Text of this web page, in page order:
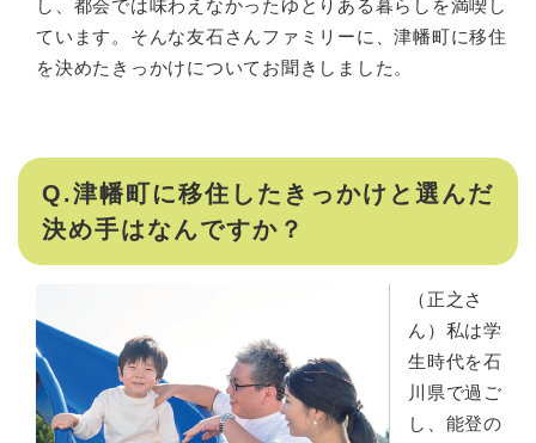
し、都会では味わえなかったゆとりある暮らしを満喫し
ています。そんな友石さんファミリーに、津幡町に移住
を決めたきっかけについてお聞きしました。
Q.津幡町に移住したきっかけと選んだ
決め手はなんですか？
（正之さ
ん）私は学
生時代を石
川県で過ご
し、能登の